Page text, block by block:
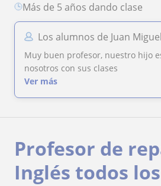
más de 5 años dando clase
Los alumnos de Juan
Muy buen profesor, nuestro hijo
nosotros con sus clases
Ver más
Profesor de
Inglés todos